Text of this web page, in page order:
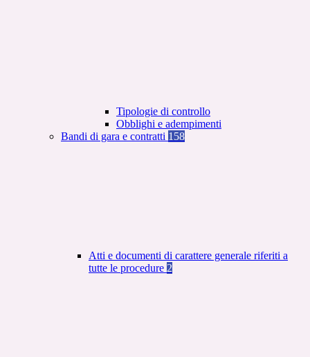
Tipologie di controllo
Obblighi e adempimenti
Bandi di gara e contratti 158
Atti e documenti di carattere generale riferiti a
tutte le procedure 2